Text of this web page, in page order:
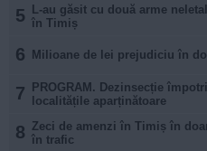
5
L-au găsit cu două arme
în Timiș
6 Milioane de lei prejudiciu în
7
PROGRAM. Dezinsecție
localitățile aparținătoare
8 Zeci de amenzi în Timiș în
în trafic